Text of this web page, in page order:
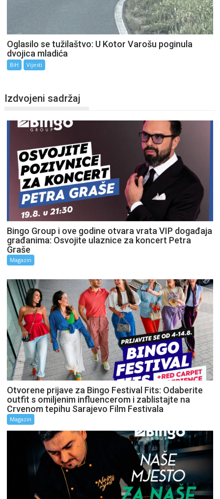
Oglasilo se tužilaštvo: U Kotor Varošu poginula
dvojica mladića
BiH Vijesti
Izdvojeni sadržaj
Bingo Group i ove godine otvara vrata VIP događaja
građanima: Osvojite ulaznice za koncert Petra
Graše
Magazin
Otvorene prijave za Bingo Festival Fits: Odaberite
outfit s omiljenim influencerom i zablistajte na
Crvenom tepihu Sarajevo Film Festivala
Magazin